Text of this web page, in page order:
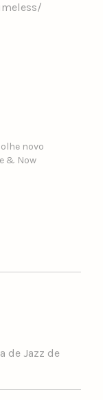
novo
& Now
de Jazz de